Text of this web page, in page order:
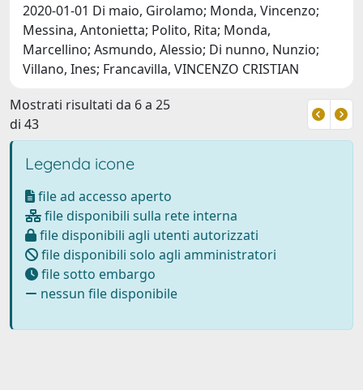
2020-01-01 Di maio, Girolamo; Monda, Vincenzo;
Messina, Antonietta; Polito, Rita; Monda,
Marcellino; Asmundo, Alessio; Di nunno, Nunzio;
Villano, Ines; Francavilla, VINCENZO CRISTIAN
Mostrati risultati da 6 a 25
di 43
Legenda icone
file ad accesso aperto
file disponibili sulla rete interna
file disponibili agli utenti autorizzati
file disponibili solo agli amministratori
file sotto embargo
nessun file disponibile